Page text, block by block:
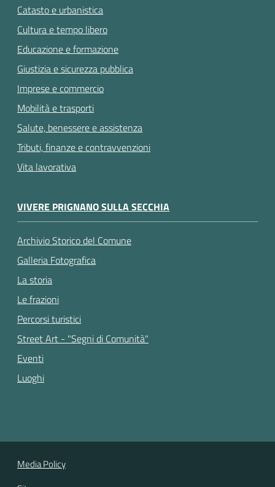
Catasto e urbanistica
Cultura e tempo libero
Educazione e formazione
Giustizia e sicurezza pubblica
Imprese e commercio
Mobilità e trasporti
Salute, benessere e assistenza
Tributi, finanze e contravvenzioni
Vita lavorativa
VIVERE PRIGNANO SULLA SECCHIA
Archivio Storico del Comune
Galleria Fotografica
La storia
Le frazioni
Percorsi turistici
Street Art - "Segni di Comunità"
Eventi
Luoghi
Media Policy